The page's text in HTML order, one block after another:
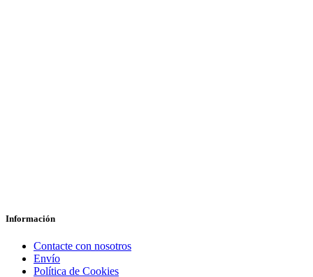
Información
Contacte con nosotros
Envío
Política de Cookies